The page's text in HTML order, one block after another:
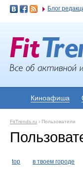
Блог
Киноафиша
FitTrends.ru › Пользователи
top в твоем городе